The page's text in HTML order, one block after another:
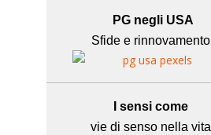
PG negli USA
Sfide e rinnovamento
I sensi come
vie di senso nella vita